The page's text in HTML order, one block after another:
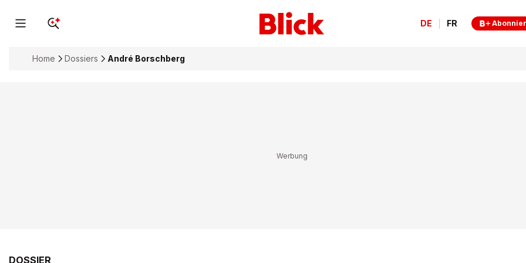
DE FR
Home Dossiers André Borschberg
DOSSIER